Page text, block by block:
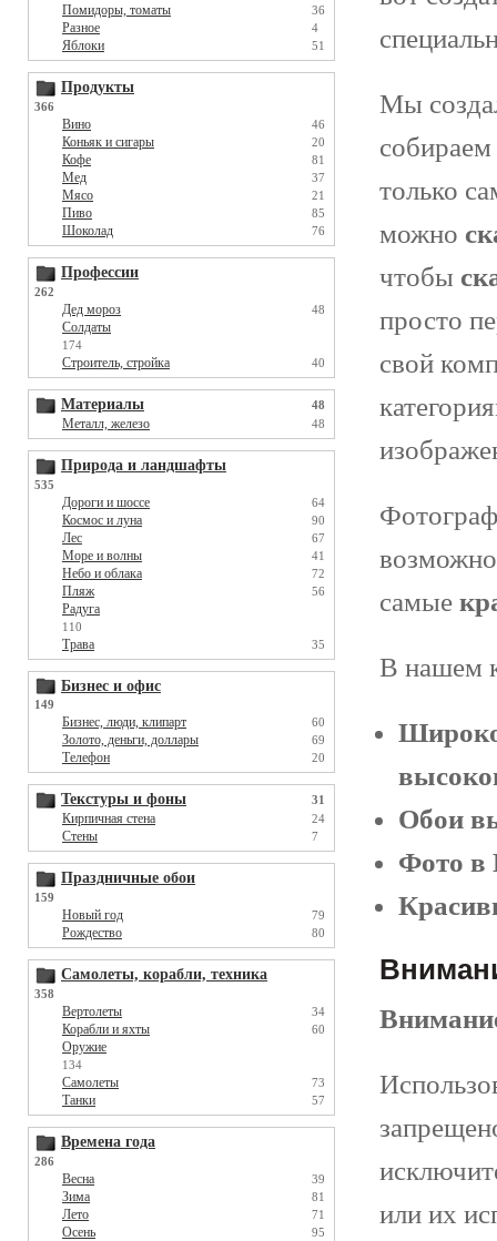
Помидоры, томаты 36
Разное 4
Яблоки 51
Продукты
366
Вино 46
Коньяк и сигары 20
Кофе 81
Мед 37
Мясо 21
Пиво 85
Шоколад 76
Профессии
262
Дед мороз 48
Солдаты
174
Строитель, стройка 40
Материалы 48
Металл, железо 48
Природа и ландшафты
535
Дороги и шоссе 64
Космос и луна 90
Лес 67
Море и волны 41
Небо и облака 72
Пляж 56
Радуга
110
Трава 35
Бизнес и офис
149
Бизнес, люди, клипарт 60
Золото, деньги, доллары 69
Телефон 20
Текстуры и фоны 31
Кирпичная стена 24
Стены 7
Праздничные обои
159
Новый год 79
Рождество 80
Самолеты, корабли, техника
358
Вертолеты 34
Корабли и яхты 60
Оружие
134
Самолеты 73
Танки 57
Времена года
286
Весна 39
Зима 81
Лето 71
Осень 95
Мы
только
можно
чтобы
просто
свой
самые
В нашем
Обои
Фото в
или их